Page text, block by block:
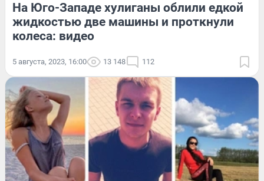
На Юго-Западе хулиганы облили едкой
жидкостью две машины и проткнули
колеса: видео
5 августа, 2023, 16:00 13 148 112